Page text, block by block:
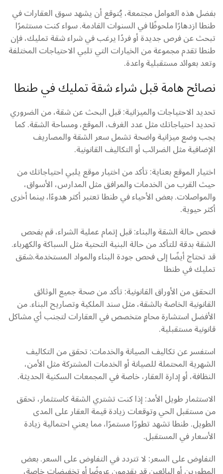
بفضل هذه العوامل مجتمعة، يُتوقع أن يشهد سوق العقارات في
طنطا ازدهارًا ملحوظًا في السنوات القادمة. سواء كنت مستثمرًا
تبحث عن فرص جديدة أو فردًا يرغب في شراء شقة تمليك، فإن
طنطا تقدم مجموعة من الخيارات التي تلبي الاحتياجات المختلفة
وتعد بعوائد مستقبلية واعدة.
نصائح هامة قبل شراء شقة تمليك في طنطا
تحديد الاحتياجات والميزانية: قبل البحث عن شقة، من الضروري
تحديد احتياجاتك مثل عدد الغرف، الموقع، ومساحة الشقة. كما
يجب وضع ميزانية واضحة تشمل سعر الشقة والمصاريف
الإضافية مثل الضرائب أو التكاليف القانونية.
اختيار الموقع بعناية: تأكد من اختيار موقع يلبي احتياجاتك من
حيث القرب من الخدمات والمرافق مثل المدارس، الأسواق،
والمواصلات. بعض الأحياء في طنطا تعتبر أكثر هدوءًا، بينما أخرى
أكثر حيوية.
فحص حالة الشقة والبناء: قبل إتمام عملية الشراء، قم بفحص
الشقة بدقة للتأكد من حالة البنية التحتية مثل السباكة والكهرباء.
قد تحتاج أيضًا إلى فحص جودة البناء والمواد المستخدمة.شقق
تمليك في طنطا
التحقق من الأوراق القانونية: تأكد من صحة جميع الوثائق
القانونية الخاصة بالشقة، مثل سند الملكية وتصاريح البناء. من
الأفضل استشارة محامٍ متخصص في العقارات لتجنب أي مشاكل
قانونية مستقبلية.
استفسر عن تكاليف الصيانة والخدمات: تحقق من التكاليف
الشهرية المحتملة للصيانة أو الخدمات المشتركة مثل الأمن،
النظافة، أو إدارة العقار، خاصة في المجمعات السكنية الحديثة.
الاستثمار طويل الأمد: إذا كنت تشتري الشقة كاستثمار، تحقق
من مستقبل الحي وتوقعات زيادة قيمة العقار على المدى
الطويل. طنطا تشهد تطورًا مستمرًا، مما يعني احتمالية زيادة
الأسعار في المستقبل.
التفاوض على السعر: لا تتردد في التفاوض على السعر. بعض